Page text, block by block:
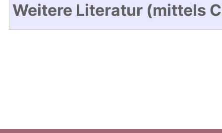
Weitere Literatur (mittels